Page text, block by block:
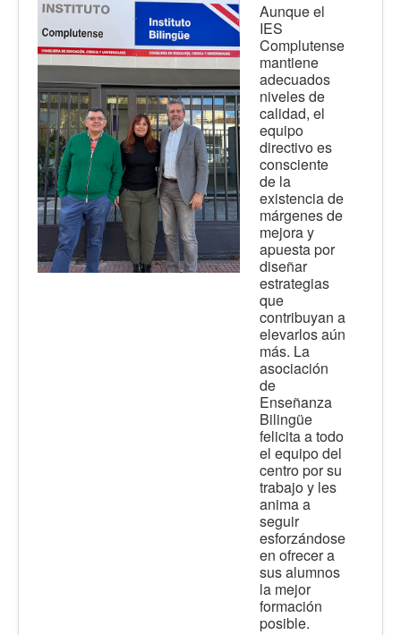
Aunque el
IES
Complutense
mantiene
adecuados
niveles de
calidad, el
equipo
directivo es
consciente
de la
existencia de
márgenes de
mejora y
apuesta por
diseñar
estrategias
que
contribuyan a
elevarlos aún
más. La
asociación
de
Enseñanza
Bilingüe
felicita a todo
el equipo del
centro por su
trabajo y les
anima a
seguir
esforzándose
en ofrecer a
sus alumnos
la mejor
formación
posible.